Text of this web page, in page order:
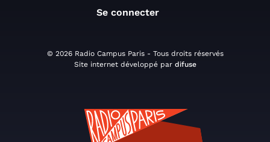
Se connecter
© 2026 Radio Campus Paris - Tous droits réservés
Site internet développé par difuse